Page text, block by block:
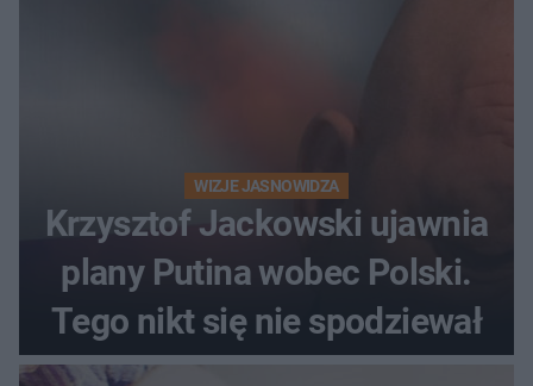
WIZJE JASNOWIDZA
Krzysztof Jackowski ujawnia
plany Putina wobec Polski.
Tego nikt się nie spodziewał